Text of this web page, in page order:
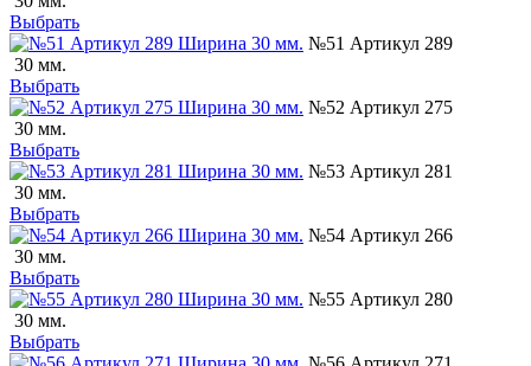
Выбрать
№51 Артикул 289
30 мм.
Выбрать
№52 Артикул 275
30 мм.
Выбрать
№53 Артикул 281
30 мм.
Выбрать
№54 Артикул 266
30 мм.
Выбрать
№55 Артикул 280
30 мм.
Выбрать